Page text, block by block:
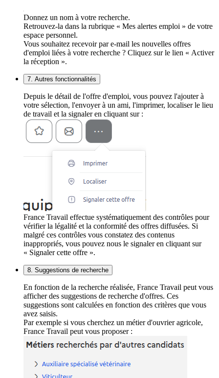
Donnez un nom à votre recherche.
Retrouvez-la dans la rubrique « Mes alertes emploi » de votre
espace personnel.
Vous souhaitez recevoir par e-mail les nouvelles offres
d'emploi liées à votre recherche ? Cliquez sur le lien « Activer
la réception ».
7. Autres fonctionnalités
Depuis le détail de l'offre d'emploi, vous pouvez l'ajouter à
votre sélection, l'envoyer à un ami, l'imprimer, localiser le lieu
de travail et la signaler en cliquant sur :
France Travail effectue systématiquement des contrôles pour
vérifier la légalité et la conformité des offres diffusées. Si
malgré ces contrôles vous constatez des contenus
inappropriés, vous pouvez nous le signaler en cliquant sur
« Signaler cette offre ».
8. Suggestions de recherche
En fonction de la recherche réalisée, France Travail peut vous
afficher des suggestions de recherche d'offres. Ces
suggestions sont calculées en fonction des critères que vous
avez saisis.
Par exemple si vous cherchez un métier d'ouvrier agricole,
France Travail peut vous proposer :